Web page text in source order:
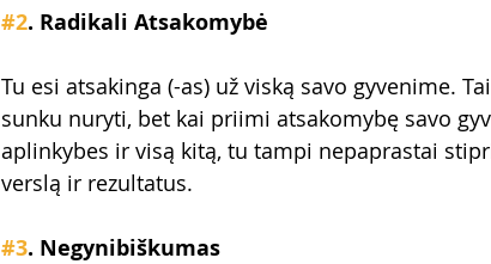
#2. Radikali Atsakomybė
Tu esi atsakinga (-as) už viską savo gyvenime.
sunku nuryti, bet kai priimi atsakomybę savo
aplinkybes ir visą kitą, tu tampi nepaprastai
verslą ir rezultatus.
#3. Negynibiškumas